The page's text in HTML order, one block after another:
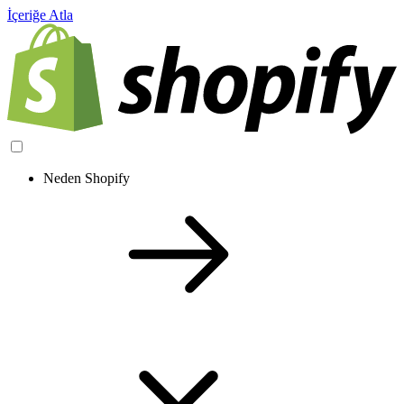
İçeriğe Atla
Neden Shopify